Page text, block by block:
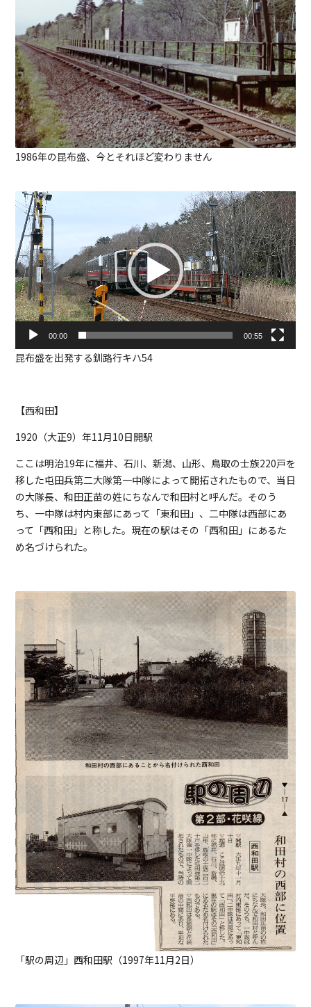
1986年の昆布盛、今とそれほど変わりません
動
画
プ
レ
ー
ヤ
ー
00:00 00:55
昆布盛を出発する釧路行キハ54
【西和田】
1920（大正9）年11月10日開駅
ここは明治19年に福井、石川、新潟、山形、鳥取の士族220戸を
移した屯田兵第二大隊第一中隊によって開拓されたもので、当日
の大隊長、和田正苗の姓にちなんで和田村と呼んだ。そのう
ち、一中隊は村内東部にあって「東和田」、二中隊は西部にあ
って「西和田」と称した。現在の駅はその「西和田」にあるた
め名づけられた。
「駅の周辺」西和田駅（1997年11月2日）